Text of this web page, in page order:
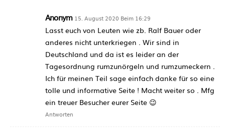
Anonym 15. August 2020 Beim 16:29
Lasst euch von Leuten wie zb. Ralf Bauer oder
anderes nicht unterkriegen . Wir sind in
Deutschland und da ist es leider an der
Tagesordnung rumzunörgeln und rumzumeckern .
Ich für meinen Teil sage einfach danke für so eine
tolle und informative Seite ! Macht weiter so . Mfg
ein treuer Besucher eurer Seite 😉
Antworten